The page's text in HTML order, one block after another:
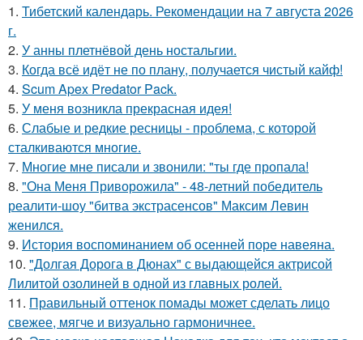
1. Тибетский календарь. Рекомендации на 7 августа 2026
г.
2. У анны плетнёвой день ностальгии.
3. Когда всё идёт не по плану, получается чистый кайф!
4. Scum Apex Predator Pack.
5. У меня возникла прекрасная идея!
6. Слабые и редкие ресницы - проблема, с которой
сталкиваются многие.
7. Многие мне писали и звонили: "ты где пропала!
8. "Она Меня Приворожила" - 48-летний победитель
реалити-шоу "битва экстрасенсов" Максим Левин
женился.
9. История воспоминанием об осенней поре навеяна.
10. "Долгая Дорога в Дюнах" с выдающейся актрисой
Лилитой озолиней в одной из главных ролей.
11. Правильный оттенок помады может сделать лицо
свежее, мягче и визуально гармоничнее.